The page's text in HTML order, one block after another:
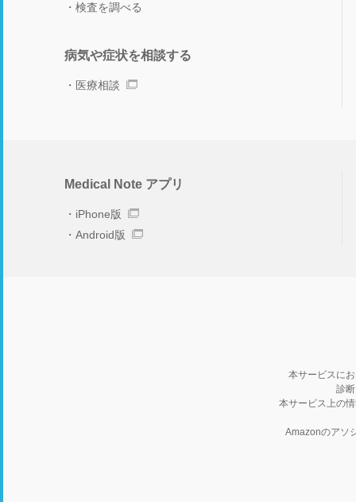
検査を調べる
病気や症状を相談する
医療相談
Medical Note アプリ
iPhone版
Android版
本サービスに
診
本サービス上の
Amazonのアソ